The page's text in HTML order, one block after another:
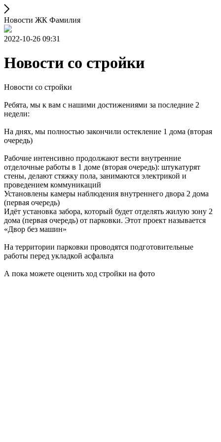
Новости ЖК Фамилия
2022-10-26 09:31
Новости со стройки
Новости со стройки
Ребята, мы к вам с нашими достижениями за последние 2
недели:
На днях, мы полностью закончили остекление 1 дома (вторая
очередь)
Рабочие интенсивно продолжают вести внутренние
отделочные работы в 1 доме (вторая очередь): штукатурят
стены, делают стяжку пола, занимаются электрикой и
проведением коммуникаций
Установлены камеры наблюдения внутреннего двора 2 дома
(первая очередь)
Идёт установка забора, который будет отделять жилую зону 2
дома (первая очередь) от парковки. Этот проект называется
«Двор без машин»
На территории парковки проводятся подготовительные
работы перед укладкой асфальта
А пока можете оценить ход стройки на фото